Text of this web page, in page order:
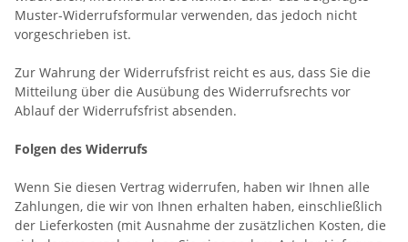
Muster-Widerrufsformular verwenden, das jedoch nicht
vorgeschrieben ist.
Zur Wahrung der Widerrufsfrist reicht es aus, dass Sie die
Mitteilung über die Ausübung des Widerrufsrechts vor
Ablauf der Widerrufsfrist absenden.
Folgen des Widerrufs
Wenn Sie diesen Vertrag widerrufen, haben wir Ihnen alle
Zahlungen, die wir von Ihnen erhalten haben, einschließlich
der Lieferkosten (mit Ausnahme der zusätzlichen Kosten, die